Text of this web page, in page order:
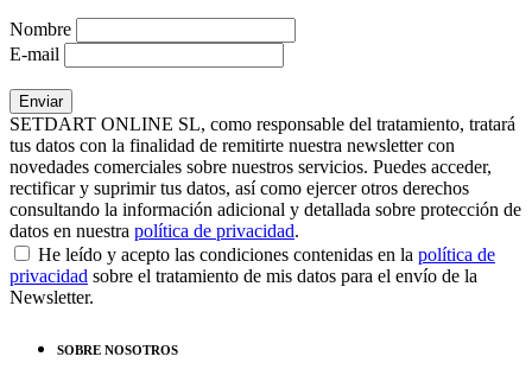
Nombre
E-mail
SETDART ONLINE SL, como responsable del tratamiento, tratará
tus datos con la finalidad de remitirte nuestra newsletter con
novedades comerciales sobre nuestros servicios. Puedes acceder,
rectificar y suprimir tus datos, así como ejercer otros derechos
consultando la información adicional y detallada sobre protección de
datos en nuestra política de privacidad.
He leído y acepto las condiciones contenidas en la política de
privacidad sobre el tratamiento de mis datos para el envío de la
Newsletter.
SOBRE NOSOTROS